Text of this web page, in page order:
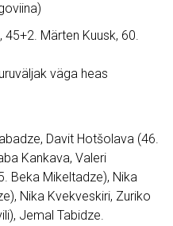
45+2. Märten Kuusk, 60.
väga heas
Davit Hotšolava (46.
Kankava, Valeri
Beka Mikeltadze), Nika
Nika Kvekveskiri, Zuriko
Jemal Tabidze.